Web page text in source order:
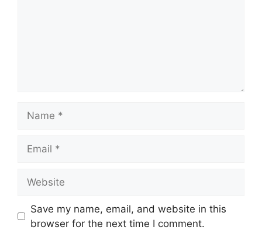
Save my name, email, and website in this
browser for the next time I comment.